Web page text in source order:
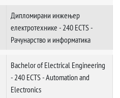
Дипломирани инжењер
електротехнике - 240 ECTS -
Рачунарство и информатика
Bachelor of Electrical Engineering
- 240 ECTS - Automation and
Electronics